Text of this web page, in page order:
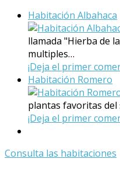
Habitación Albahaca
llamada "Hierba de
multiples…
¡Deja el primer
Habitación Romero
plantas favoritas
¡Deja el primer
Consulta las habitaciones